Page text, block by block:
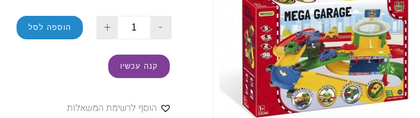
-
+ הוספה לסל
קנה עכשיו
הוסף לרשימת המשאלות